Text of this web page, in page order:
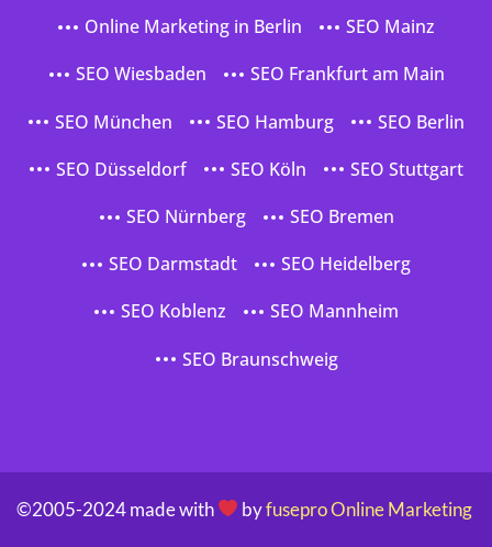
Online Marketing in Berlin
SEO Mainz
SEO Wiesbaden
SEO Frankfurt am Main
SEO München
SEO Hamburg
SEO Berlin
SEO Düsseldorf
SEO Köln
SEO Stuttgart
SEO Nürnberg
SEO Bremen
SEO Darmstadt
SEO Heidelberg
SEO Koblenz
SEO Mannheim
SEO Braunschweig
©2005-2024 made with byfusepro Online Marketing